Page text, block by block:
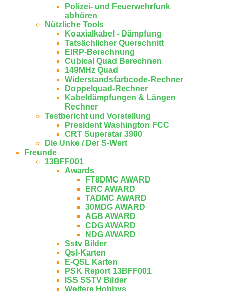
Polizei- und Feuerwehrfunk
abhören
Nützliche Tools
Koaxialkabel - Dämpfung
Tatsächlicher Querschnitt
EIRP-Berechnung
Cubical Quad Berechnen
149MHz Quad
Widerstandsfarbcode-Rechner
Doppelquad-Rechner
Kabeldämpfungen & Längen
Rechner
Testbericht und Vorstellung
President Washington FCC
CRT Superstar 3900
Die Unke / Der S-Wert
Freunde
13BFF001
Awards
FT8DMC AWARD
ERC AWARD
TADMC AWARD
30MDG AWARD
AGB AWARD
CDG AWARD
NDG AWARD
Sstv Bilder
Qsl-Karten
E-QSL Karten
PSK Report 13BFF001
ISS SSTV Bilder
Weitere Hobbys